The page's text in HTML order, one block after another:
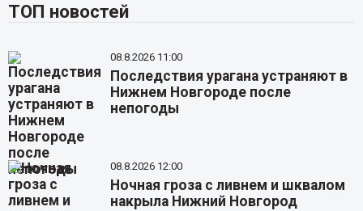
ТОП новостей
08.8.2026 11:00
Последствия урагана устраняют в
Нижнем Новгороде после
непогоды
08.8.2026 12:00
Ночная гроза с ливнем и шквалом
накрыла Нижний Новгород